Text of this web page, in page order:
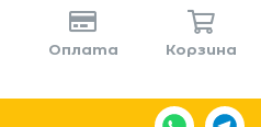
Оплата Корзина